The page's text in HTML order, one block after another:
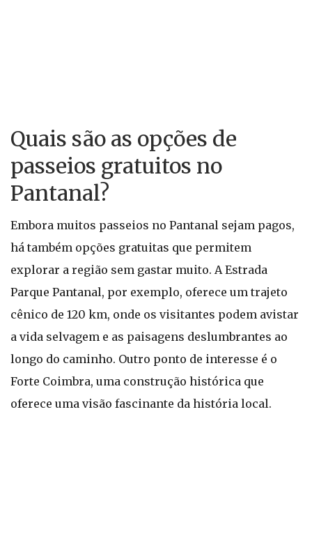
Quais são as opções de
passeios gratuitos no
Pantanal?
Embora muitos passeios no Pantanal sejam pagos,
há também opções gratuitas que permitem
explorar a região sem gastar muito. A Estrada
Parque Pantanal, por exemplo, oferece um trajeto
cênico de 120 km, onde os visitantes podem avistar
a vida selvagem e as paisagens deslumbrantes ao
longo do caminho. Outro ponto de interesse é o
Forte Coimbra, uma construção histórica que
oferece uma visão fascinante da história local.